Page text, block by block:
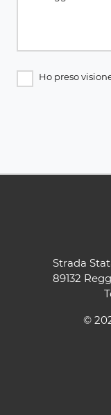
Ho preso
Strada
89132
©